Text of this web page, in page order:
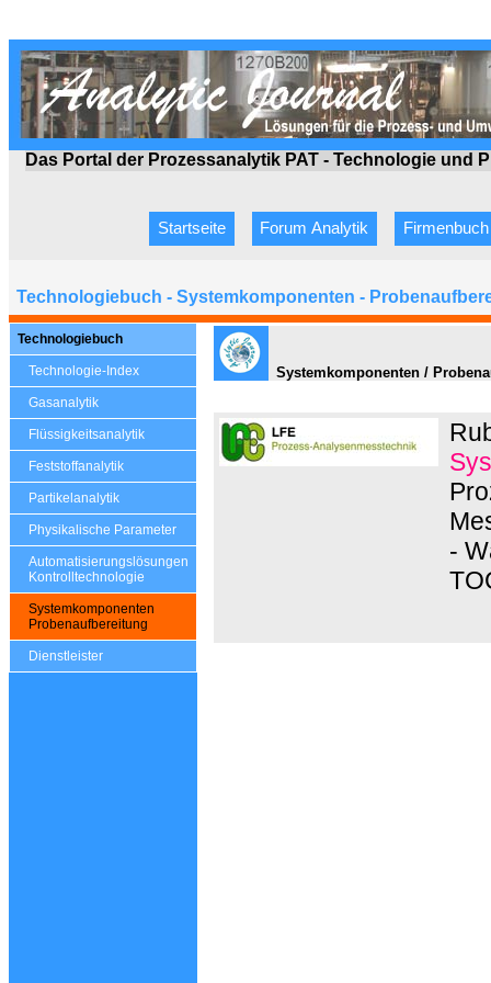
Das Portal der Prozessanalytik PAT - Technologie und
Startseite Forum Analytik Firmenbuch
Technologiebuch - Systemkomponenten -
Technologiebuch
Technologie-Index
Gasanalytik
Flüssigkeitsanalytik
Feststoffanalytik
Partikelanalytik
Physikalische Parameter
Automatisierungslösungen
Kontrolltechnologie
Systemkomponenten
Probenaufbereitung
Dienstleister
Systemkomponenten /
-